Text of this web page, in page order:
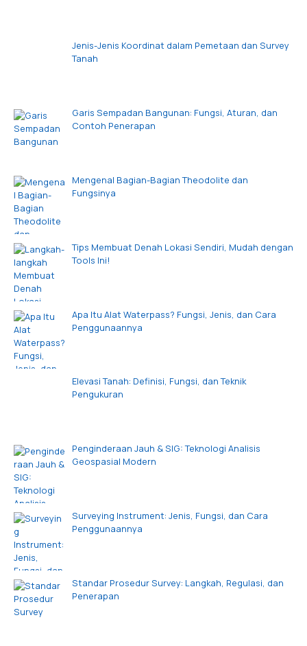
Jenis-Jenis Koordinat dalam Pemetaan dan Survey
Tanah
Garis Sempadan Bangunan: Fungsi, Aturan, dan
Contoh Penerapan
Mengenal Bagian-Bagian Theodolite dan
Fungsinya
Tips Membuat Denah Lokasi Sendiri, Mudah dengan
Tools Ini!
Apa Itu Alat Waterpass? Fungsi, Jenis, dan Cara
Penggunaannya
Elevasi Tanah: Definisi, Fungsi, dan Teknik
Pengukuran
Penginderaan Jauh & SIG: Teknologi Analisis
Geospasial Modern
Surveying Instrument: Jenis, Fungsi, dan Cara
Penggunaannya
Standar Prosedur Survey: Langkah, Regulasi, dan
Penerapan